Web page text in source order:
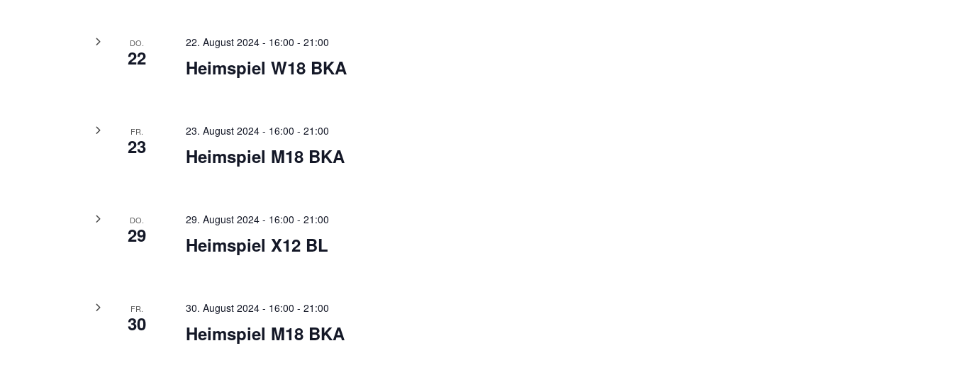
DO.
22 Heimspiel W18 BKA
22. August 2024 - 16:00 - 21:00
FR.
23 Heimspiel M18 BKA
23. August 2024 - 16:00 - 21:00
DO.
29 Heimspiel X12 BL
29. August 2024 - 16:00 - 21:00
FR.
30 Heimspiel M18 BKA
30. August 2024 - 16:00 - 21:00